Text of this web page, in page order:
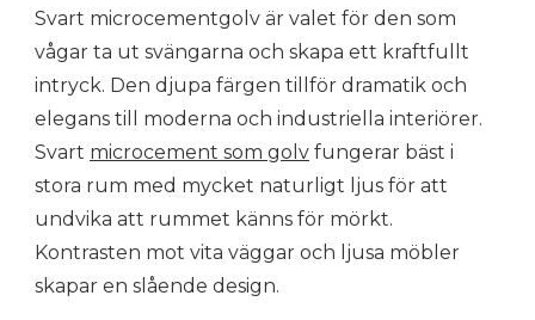
Svart microcementgolv är valet för den som
vågar ta ut svängarna och skapa ett kraftfullt
intryck. Den djupa färgen tillför dramatik och
elegans till moderna och industriella interiörer.
Svart microcement som golv fungerar bäst i
stora rum med mycket naturligt ljus för att
undvika att rummet känns för mörkt.
Kontrasten mot vita väggar och ljusa möbler
skapar en slående design.